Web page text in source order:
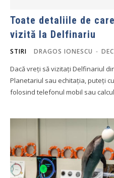
Toate detaliile de
vizită la Delfinariu
STIRI DRAGOS IONESCU -
Dacă vreți să vizitați Delfinariul
Planetariul sau echitația, puteți
folosind telefonul mobil sau